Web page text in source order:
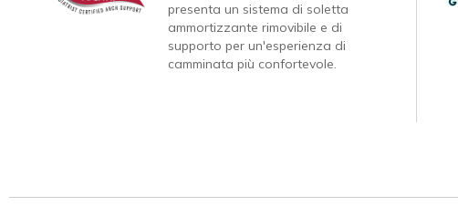
presenta un sistema di soletta
ammortizzante rimovibile e di
supporto per un'esperienza di
camminata più confortevole.